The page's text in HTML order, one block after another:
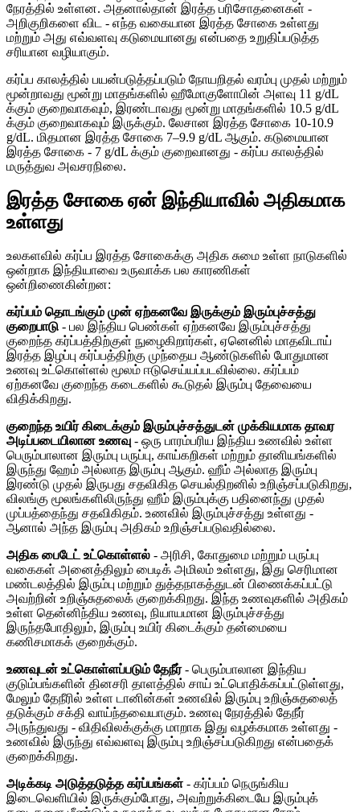
நேரத்தில் உள்ளன. அதனால்தான் இரத்த பரிசோதனைகள் -
அறிகுறிகளை விட - எந்த வகையான இரத்த சோகை உள்ளது
மற்றும் அது எவ்வளவு கடுமையானது என்பதை உறுதிப்படுத்த
சரியான வழியாகும்.
கர்ப்ப காலத்தில் பயன்படுத்தப்படும் நோயறிதல் வரம்பு முதல் மற்றும்
மூன்றாவது மூன்று மாதங்களில் ஹீமோகுளோபின் அளவு 11 g/dL
க்கும் குறைவாகவும், இரண்டாவது மூன்று மாதங்களில் 10.5 g/dL
க்கும் குறைவாகவும் இருக்கும். லேசான இரத்த சோகை 10-10.9
g/dL. மிதமான இரத்த சோகை 7–9.9 g/dL ஆகும். கடுமையான
இரத்த சோகை - 7 g/dL க்கும் குறைவானது - கர்ப்ப காலத்தில்
மருத்துவ அவசரநிலை.
இரத்த சோகை ஏன் இந்தியாவில் அதிகமாக
உள்ளது
உலகளவில் கர்ப்ப இரத்த சோகைக்கு அதிக சுமை உள்ள நாடுகளில்
ஒன்றாக இந்தியாவை உருவாக்க பல காரணிகள்
ஒன்றிணைகின்றன:
கர்ப்பம் தொடங்கும் முன் ஏற்கனவே இருக்கும் இரும்புச்சத்து
குறைபாடு - பல இந்திய பெண்கள் ஏற்கனவே இரும்புச்சத்து
குறைந்த கர்ப்பத்திற்குள் நுழைகிறார்கள், ஏனெனில் மாதவிடாய்
இரத்த இழப்பு கர்ப்பத்திற்கு முந்தைய ஆண்டுகளில் போதுமான
உணவு உட்கொள்ளல் மூலம் ஈடுசெய்யப்படவில்லை. கர்ப்பம்
ஏற்கனவே குறைந்த கடைகளில் கூடுதல் இரும்பு தேவையை
விதிக்கிறது.
குறைந்த உயிர் கிடைக்கும் இரும்புச்சத்துடன் முக்கியமாக தாவர
அடிப்படையிலான உணவு - ஒரு பாரம்பரிய இந்திய உணவில் உள்ள
பெரும்பாலான இரும்பு பருப்பு, காய்கறிகள் மற்றும் தானியங்களில்
இருந்து ஹேம் அல்லாத இரும்பு ஆகும். ஹீம் அல்லாத இரும்பு
இரண்டு முதல் இருபது சதவிகித செயல்திறனில் உறிஞ்சப்படுகிறது,
விலங்கு மூலங்களிலிருந்து ஹீம் இரும்புக்கு பதினைந்து முதல்
முப்பத்தைந்து சதவிகிதம். உணவில் இரும்புச்சத்து உள்ளது -
ஆனால் அந்த இரும்பு அதிகம் உறிஞ்சப்படுவதில்லை.
அதிக பைடேட் உட்கொள்ளல் - அரிசி, கோதுமை மற்றும் பருப்பு
வகைகள் அனைத்திலும் பைடிக் அமிலம் உள்ளது, இது செரிமான
மண்டலத்தில் இரும்பு மற்றும் துத்தநாகத்துடன் பிணைக்கப்பட்டு
அவற்றின் உறிஞ்சுதலைக் குறைக்கிறது. இந்த உணவுகளில் அதிகம்
உள்ள தென்னிந்திய உணவு, நியாயமான இரும்புச்சத்து
இருந்தபோதிலும், இரும்பு உயிர் கிடைக்கும் தன்மையை
கணிசமாகக் குறைக்கும்.
உணவுடன் உட்கொள்ளப்படும் தேநீர்- பெரும்பாலான இந்திய
குடும்பங்களின் தினசரி தாளத்தில் சாய் உட்பொதிக்கப்பட்டுள்ளது,
மேலும் தேநீரில் உள்ள டானின்கள் உணவில் இரும்பு உறிஞ்சுதலைத்
தடுக்கும் சக்தி வாய்ந்தவையாகும். உணவு நேரத்தில் தேநீர்
அருந்துவது - விதிவிலக்குக்கு மாறாக இது வழக்கமாக உள்ளது -
உணவில் இருந்து எவ்வளவு இரும்பு உறிஞ்சப்படுகிறது என்பதைக்
குறைக்கிறது.
அடிக்கடி அடுத்தடுத்த கர்ப்பங்கள் - கர்ப்பம் நெருங்கிய
இடைவெளியில் இருக்கும்போது, ​​அவற்றுக்கிடையே இரும்புக்